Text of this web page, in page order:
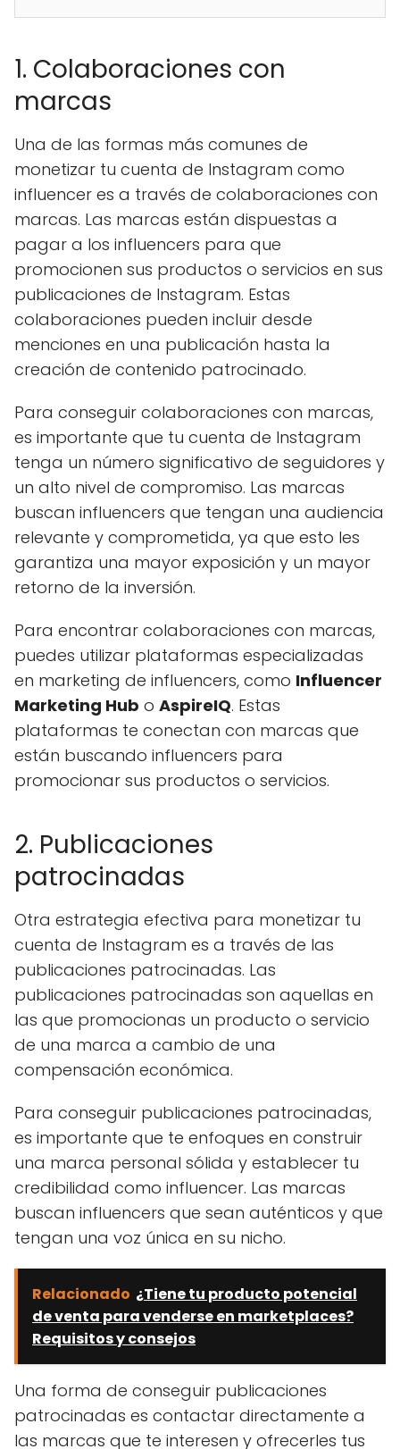
1. Colaboraciones con
marcas
Una de las formas más comunes de
monetizar tu cuenta de Instagram como
influencer es a través de colaboraciones con
marcas. Las marcas están dispuestas a
pagar a los influencers para que
promocionen sus productos o servicios en sus
publicaciones de Instagram. Estas
colaboraciones pueden incluir desde
menciones en una publicación hasta la
creación de contenido patrocinado.
Para conseguir colaboraciones con marcas,
es importante que tu cuenta de Instagram
tenga un número significativo de seguidores y
un alto nivel de compromiso. Las marcas
buscan influencers que tengan una audiencia
relevante y comprometida, ya que esto les
garantiza una mayor exposición y un mayor
retorno de la inversión.
Para encontrar colaboraciones con marcas,
puedes utilizar plataformas especializadas
en marketing de influencers, como Influencer
Marketing Hub o AspireIQ. Estas
plataformas te conectan con marcas que
están buscando influencers para
promocionar sus productos o servicios.
2. Publicaciones
patrocinadas
Otra estrategia efectiva para monetizar tu
cuenta de Instagram es a través de las
publicaciones patrocinadas. Las
publicaciones patrocinadas son aquellas en
las que promocionas un producto o servicio
de una marca a cambio de una
compensación económica.
Para conseguir publicaciones patrocinadas,
es importante que te enfoques en construir
una marca personal sólida y establecer tu
credibilidad como influencer. Las marcas
buscan influencers que sean auténticos y que
tengan una voz única en su nicho.
Relacionado ¿Tiene tu producto potencial
de venta para venderse en marketplaces?
Requisitos y consejos
Una forma de conseguir publicaciones
patrocinadas es contactar directamente a
las marcas que te interesen y ofrecerles tus